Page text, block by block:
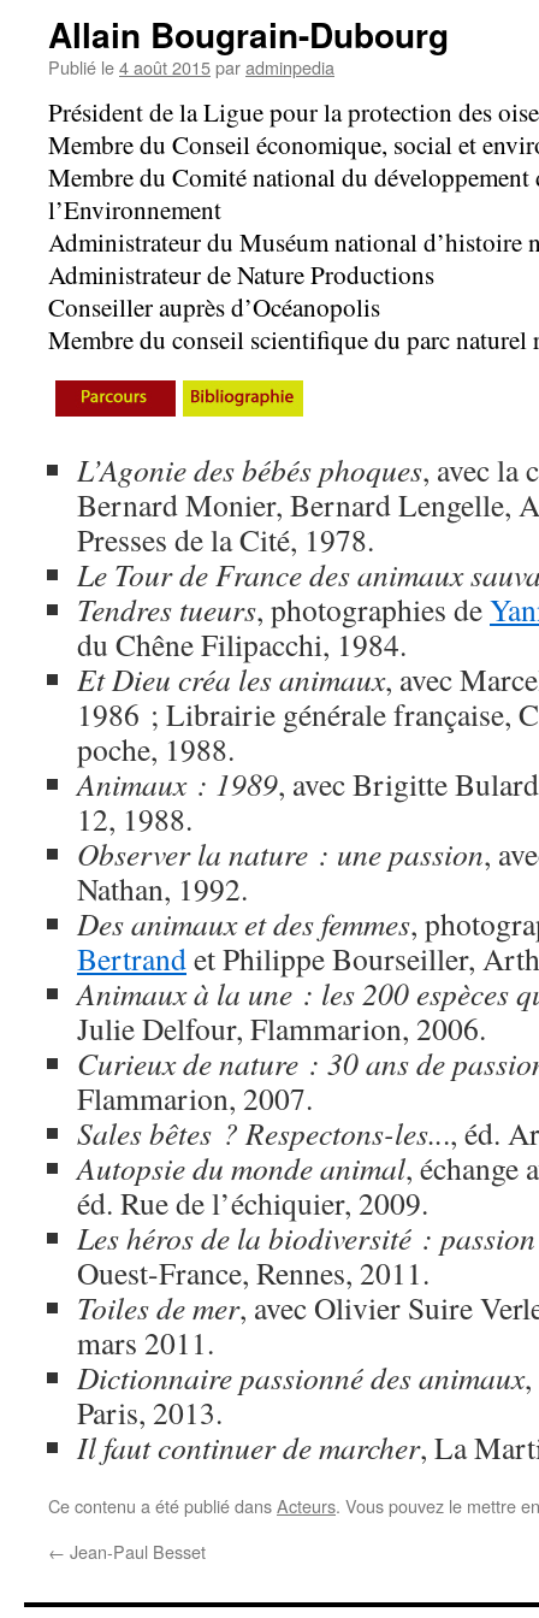
Allain Bougrain-Dubourg
Publié le4 août 2015paradminpedia
Président de la Ligue pour la protection des
Membre du Conseil économique, social et
Membre du Comité national du développement
l’Environnement
Administrateur du Muséum national d’histoire
Administrateur de Nature Productions
Conseiller auprès d’Océanopolis
Membre du conseil scientifique du parc naturel
L’Agonie des bébés phoques, avec la
Bernard Monier, Bernard Lengelle,
Presses de la Cité, 1978.
Le Tour de France des animaux
Tendres tueurs, photographies de
du Chêne Filipacchi, 1984.
Et Dieu créa les animaux, avec
1986 ; Librairie générale française,
poche, 1988.
Animaux : 1989, avec Brigitte
12, 1988.
Observer la nature : une passion,
Nathan, 1992.
Des animaux et des femmes,
Bertrandet Philippe Bourseiller,
Animaux à la une : les 200 espèces
Julie Delfour, Flammarion, 2006.
Curieux de nature : 30 ans de
Flammarion, 2007.
Sales bêtes ? Respectons-les..., éd.
Autopsie du monde animal, échange
éd. Rue de l’échiquier, 2009.
Les héros de la biodiversité :
Ouest-France, Rennes, 2011.
Toiles de mer, avec Olivier Suire
mars 2011.
Dictionnaire passionné des animaux,
Paris, 2013.
Il faut continuer de marcher, La
Ce contenu a été publié dansActeurs. Vous pouvez le mettre
← Jean-Paul Besset